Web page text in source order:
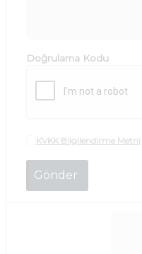
Doğrulama Kodu
KVKK Bilgilendirme Metni